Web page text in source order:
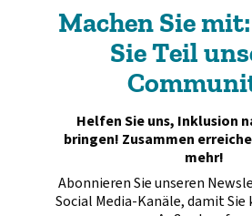
Machen Sie
Sie Teil
Helfen Sie uns, Inklusion
bringen! Zusammen
mehr!
Abonnieren Sie unseren
Social Media-Kanäle, damit